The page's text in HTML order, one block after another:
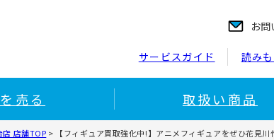
お問
サービスガイド 読み
売る 取扱い商品
店 店舗TOP > 【フィギュア買取強化中!】アニメフィギュアをぜひ花見